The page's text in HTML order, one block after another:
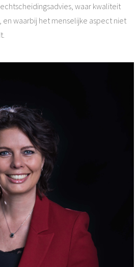
waar kwaliteit
en waarbij het menselijke aspect niet